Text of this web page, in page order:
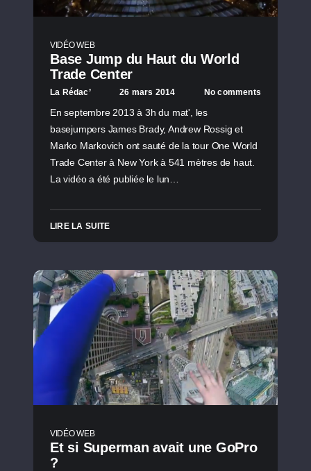
VIDÉO WEB
Base Jump du Haut du World
Trade Center
La Rédac’ 26 mars 2014 No comments
En septembre 2013 à 3h du mat', les
basejumpers James Brady, Andrew Rossig et
Marko Markovich ont sauté de la tour One World
Trade Center à New York à 541 mètres de haut.
La vidéo a été publiée le lun…
LIRE LA SUITE
VIDÉO WEB
Et si Superman avait une GoPro
?